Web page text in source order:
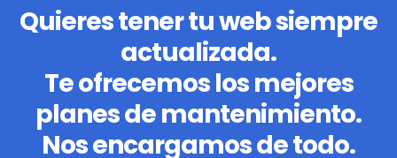
Quieres tener tu web siempre
actualizada.
Te ofrecemos los mejores
planes de mantenimiento.
Nos encargamos de todo.